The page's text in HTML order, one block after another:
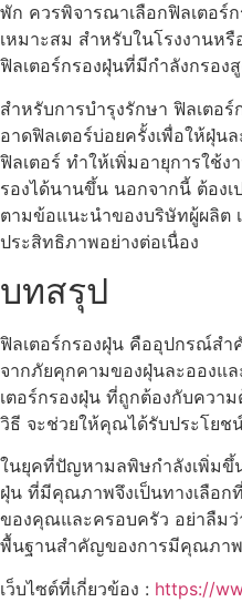
พัก ควรพิจารณาเลือกฟิลเตอร์
เหมาะสม สำหรับในโรงงานห
ฟิลเตอร์กรองฝุ่นที่มีกำลังกรอง
สำหรับการบำรุงรักษา ฟิลเตอ
อาดฟิลเตอร์บ่อยครั้งเพื่อให้ฝุ่น
ฟิลเตอร์ ทำให้เพิ่มอายุการใช้
รองได้นานขึ้น นอกจากนี้ ต้องเ
ตามข้อแนะนำของบริษัทผู้ผลิต
ประสิทธิภาพอย่างต่อเนื่อง
บทสรุป
ฟิลเตอร์กรองฝุ่น คืออุปกรณ์สำ
จากภัยคุกคามของฝุ่นละอองแ
เตอร์กรองฝุ่น ที่ถูกต้องกับควา
วิธี จะช่วยให้คุณได้รับประโยช
ในยุคที่ปัญหามลพิษกำลังเพิ่มขึ้
ฝุ่น ที่มีคุณภาพจึงเป็นทางเลือก
ของคุณและครอบครัว อย่าลืม
พื้นฐานสำคัญของการมีคุณภา
เว็บไซต์ที่เกี่ยวข้อง : https://